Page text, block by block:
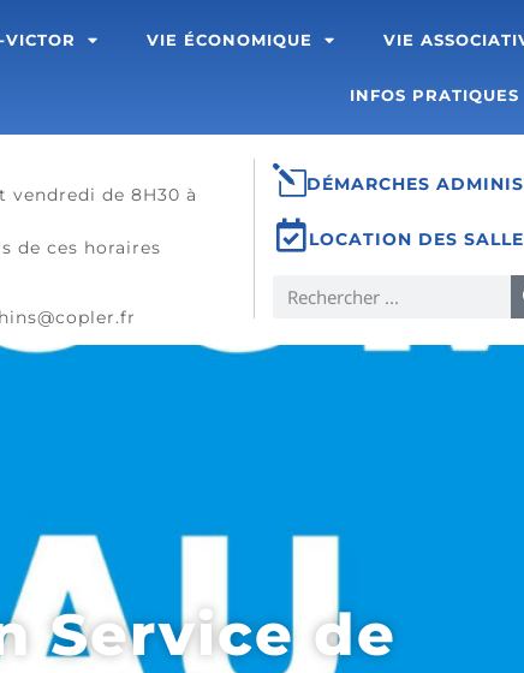
VIE ÉCONOMIQUE VIE
INFOS PRATIQUES
de 8H30 à
de ces horaires
DÉMARCHES
LOCATION DES
Service de